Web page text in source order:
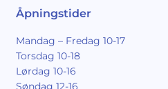
Åpningstider
Mandag – Fredag 10-17
Torsdag 10-18
Lørdag 10-16
Søndag 12-16